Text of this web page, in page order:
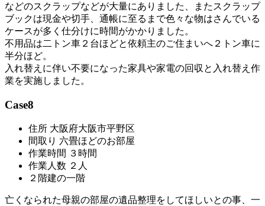
などのスクラップなどが大量にありました、またスクラップ
ブックは現金や切手、通帳に至るまで色々な物はさんでいる
ケースが多く仕分けに時間がかかりました。
不用品は二トン車２台ほどと依頼主のご住まいへ２トン車に
半分ほど。
入れ替えに伴い不要になった家具や家電の回収と入れ替え作
業を実施しました。
Case8
住所 大阪府大阪市平野区
間取り 六畳ほどのお部屋
作業時間 ３時間
作業人数 ２人
２階建の一階
亡くなられた母親の部屋の遺品整理をしてほしいとの事、一